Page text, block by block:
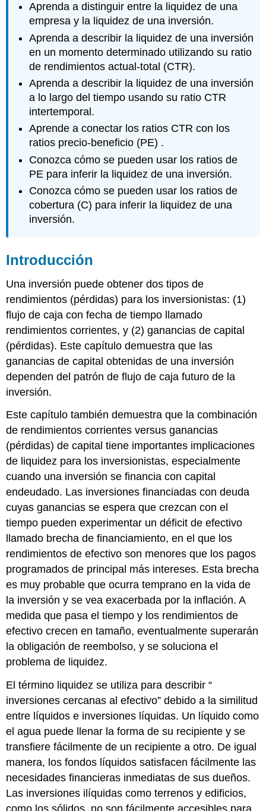
Aprenda a distinguir entre la liquidez de una
empresa y la liquidez de una inversión.
Aprenda a describir la liquidez de una inversión
en un momento determinado utilizando su ratio
de rendimientos actual-total (CTR).
Aprenda a describir la liquidez de una inversión
a lo largo del tiempo usando su ratio CTR
intertemporal.
Aprende a conectar los ratios CTR con los
ratios precio-beneficio (PE) .
Conozca cómo se pueden usar los ratios de
PE para inferir la liquidez de una inversión.
Conozca cómo se pueden usar los ratios de
cobertura (C) para inferir la liquidez de una
inversión.
Introducción
Una inversión puede obtener dos tipos de
rendimientos (pérdidas) para los inversionistas: (1)
flujo de caja con fecha de tiempo llamado
rendimientos corrientes, y (2) ganancias de capital
(pérdidas). Este capítulo demuestra que las
ganancias de capital obtenidas de una inversión
dependen del patrón de flujo de caja futuro de la
inversión.
Este capítulo también demuestra que la combinación
de rendimientos corrientes versus ganancias
(pérdidas) de capital tiene importantes implicaciones
de liquidez para los inversionistas, especialmente
cuando una inversión se financia con capital
endeudado. Las inversiones financiadas con deuda
cuyas ganancias se espera que crezcan con el
tiempo pueden experimentar un déficit de efectivo
llamado brecha de financiamiento, en el que los
rendimientos de efectivo son menores que los pagos
programados de principal más intereses. Esta brecha
es muy probable que ocurra temprano en la vida de
la inversión y se vea exacerbada por la inflación. A
medida que pasa el tiempo y los rendimientos de
efectivo crecen en tamaño, eventualmente superarán
la obligación de reembolso, y se soluciona el
problema de liquidez.
El término liquidez se utiliza para describir “
inversiones cercanas al efectivo” debido a la similitud
entre líquidos e inversiones líquidas. Un líquido como
el agua puede llenar la forma de su recipiente y se
transfiere fácilmente de un recipiente a otro. De igual
manera, los fondos líquidos satisfacen fácilmente las
necesidades financieras inmediatas de sus dueños.
Las inversiones ilíquidas como terrenos y edificios,